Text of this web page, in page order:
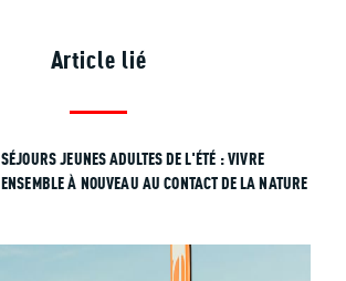
Article lié
SÉJOURS JEUNES ADULTES DE L'ÉTÉ : VIVRE
ENSEMBLE À NOUVEAU AU CONTACT DE LA NATURE